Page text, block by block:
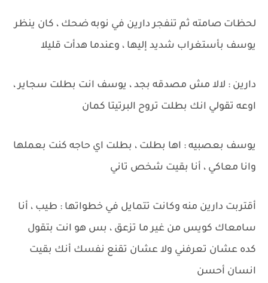
لحظات صامته ثم تنفجر دارين في نوبه ضحك ، كان ينظر
يوسف بأستغراب شديد إليها ، وعندما هدأت قليلا
دارين : لالا مش مصدقه بجد ، يوسف انت بطلت سجاير ،
اوعه تقولي انك بطلت تروح البرتيتا كمان
يوسف بعصبيه : اها بطلت ، بطلت اي حاجه كنت بعملها
وانا معاكي ، أنا بقيت شخص تاني
أقتربت دارين منه وكانت تتمايل في خطواتها : طيب ، أنا
سامعاك كويس من غير ما تزعق ، بس هو انت بتقول
كده عشان تعرفني ولا عشان تقنع نفسك أنك بقيت
انسان أحسن